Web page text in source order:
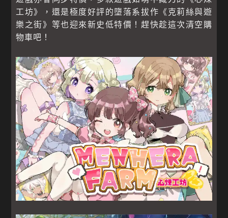
工坊》，還是極度好評的墮落系拔作《克莉絲與遊
樂之街》等也迎來新史低特價！趕快趁這次清空購
物車吧！